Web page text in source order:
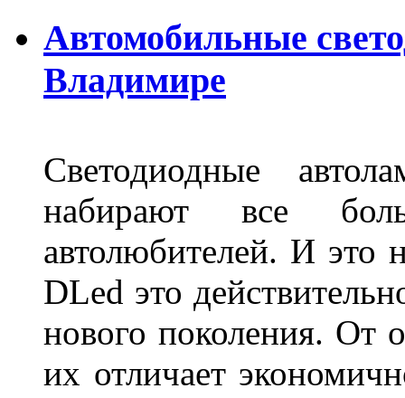
Автомобильные
Владимире
Светодиодные
набирают все
автолюбителей. И это
DLed это
нового поколения. От
их отличает